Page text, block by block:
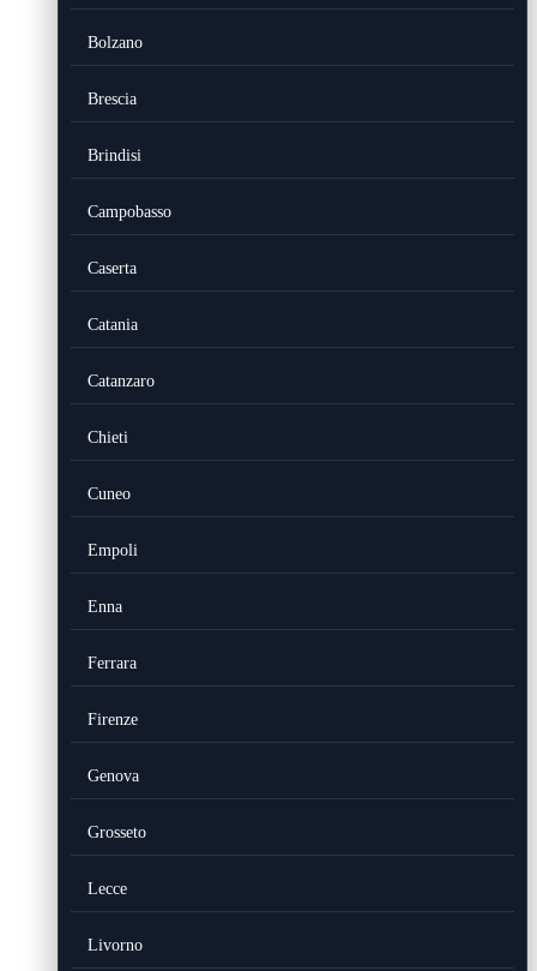
Bolzano
Brescia
Brindisi
Campobasso
Caserta
Catania
Catanzaro
Chieti
Cuneo
Empoli
Enna
Ferrara
Firenze
Genova
Grosseto
Lecce
Livorno